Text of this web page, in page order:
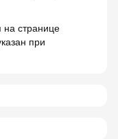
на странице
при